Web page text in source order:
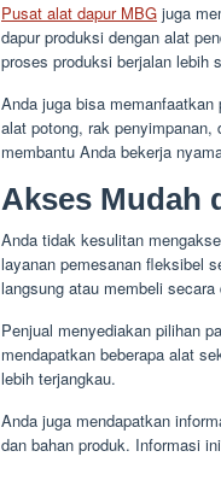
Pusat alat dapur MBG juga
dapur produksi dengan alat
proses produksi berjalan lebih
Anda juga bisa
alat potong, rak penyimpanan,
membantu Anda bekerja
Akses Mudah
Anda tidak kesulitan
layanan pemesanan fleksibel
langsung atau membeli
Penjual menyediakan pilihan
mendapatkan beberapa alat
lebih terjangkau.
Anda juga mendapatkan
dan bahan produk. Informasi